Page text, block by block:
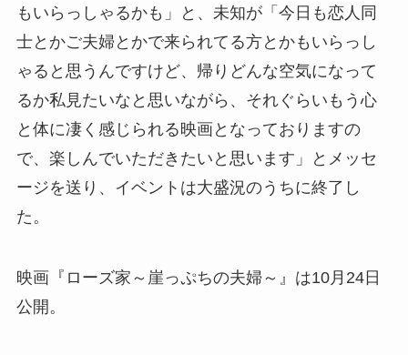
もいらっしゃるかも」と、未知が「今日も恋人同
士とかご夫婦とかで来られてる方とかもいらっし
ゃると思うんですけど、帰りどんな空気になって
るか私見たいなと思いながら、それぐらいもう心
と体に凄く感じられる映画となっておりますの
で、楽しんでいただきたいと思います」とメッセ
ージを送り、イベントは大盛況のうちに終了し
た。
映画『ローズ家～崖っぷちの夫婦～』は10月24日
公開。